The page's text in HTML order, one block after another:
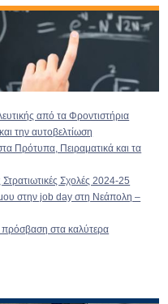
από τα Φροντιστήρια
την αυτοβελτίωση
Πρότυπα, Πειραματικά και τα
Σχολές 2024-25
στην job day στη Νεάπολη –
πρόσβαση στα καλύτερα